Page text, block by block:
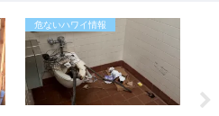
危ないハワイ情報